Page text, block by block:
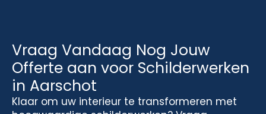
Vraag Vandaag Nog Jouw
Offerte aan voor Schilderwerken
in Aarschot
Klaar om uw interieur te transformeren met